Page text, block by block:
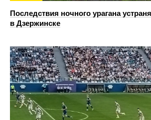
Последствия ночного урагана
в Дзержинске